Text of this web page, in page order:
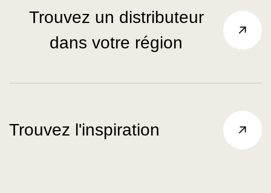
Trouvez un distributeur
dans votre région
Trouvez l'inspiration